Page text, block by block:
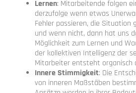
Lernen: Mitarbeitende folgen
derzufolge wenn etwas
Fehler passieren, die Situation
und wenn nicht, dann hat uns
Möglichkeit zum Lernen und
der kollektiven Intelligenz der
Mitarbeiter entsteht organisch
Innere Stimmigkeit: Die
von inneren Maßstäben